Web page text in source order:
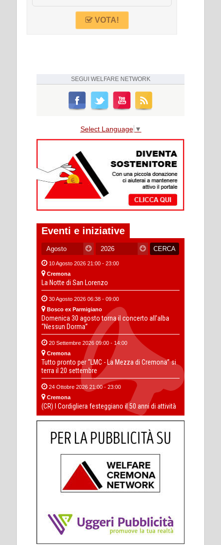
VOTA!
SEGUI WELFARE NETWORK
Select Language ▼
Eventi e iniziative
10 Agosto 2026 21:00 - 23:00
Cremona
La Notte di San Lorenzo
30 Agosto 2026 06:38 - 09:00
Bosco ex Parmigiano
Domenica 30 agosto torna il concerto all’alba
“Nessun Dorma”
20 Settembre 2026 09:00 - 14:00
Cremona
Tutto pronto per “LMC - La Mezza di Cremona” si
terra il 20 settembre
24 Ottobre 2026 21:00 - 23:00
Cremona
(CR) I Cordigliera festeggiano il 50 anni di attività